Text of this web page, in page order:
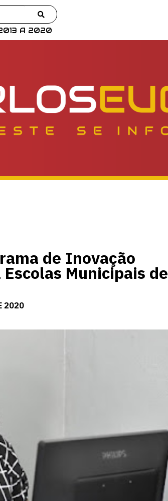
A 2020
de Inovação
Municipais de
2020